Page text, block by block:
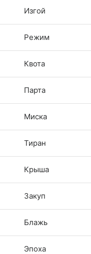
Изгой
Режим
Квота
Парта
Миска
Тиран
Крыша
Закуп
Блажь
Эпоха